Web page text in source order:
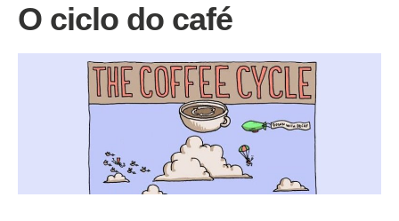
O ciclo do café